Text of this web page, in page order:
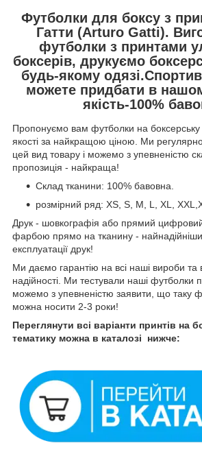
Футболки для боксу з
Гатти (Arturo Gatti).
футболки з принтами
боксерів, друкуємо
будь-якому
можете придбати в
якість-100%
Пропонуємо вам футболки на
якості за найкращою ціною. Ми
цей вид товару і можемо з упевненістю
пропозиція - найкраща!
Склад тканини: 100% бавовна.
розмірний ряд: XS, S, M, L, XL,
Друк - шовкографія або прямий
фарбою прямо на тканину -
експлуатації друк!
Ми даємо гарантію на всі наші вироби та
надійності. Ми тестували наші футболки
можемо з упевненістю заявити, що таку
можна носити 2-3 роки!
Переглянути всі варіанти принтів на
тематику можна в каталозі нижче: